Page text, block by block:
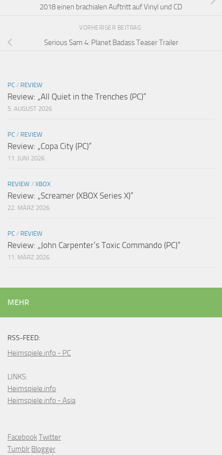
2018 einen brachialen Auftritt auf Vinyl und CD
VORHERIGER BEITRAG
Serious Sam 4: Planet Badass Teaser Trailer
PC / REVIEW
Review: „All Quiet in the Trenches (PC)“
5. AUGUST 2026
PC / REVIEW
Review: „Copa City (PC)“
11. JUNI 2026
REVIEW / XBOX
Review: „Screamer (XBOX Series X)“
22. MÄRZ 2026
PC / REVIEW
Review: „John Carpenter’s Toxic Commando (PC)“
11. MÄRZ 2026
MEHR
RSS-FEED:
Heimspiele.info - PC
LINKS:
Heimspiele.info
Heimspiele.info - Asia
FacebookTwitter
Tumblr Blogger